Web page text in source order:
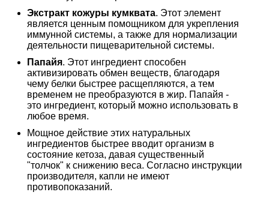
Экстракт кожуры кумквата. Этот элемент
является ценным помощником для укрепления
иммунной системы, а также для нормализации
деятельности пищеварительной системы.
Папайя. Этот ингредиент способен
активизировать обмен веществ, благодаря
чему белки быстрее расщепляются, а тем
временем не преобразуются в жир. Папайя -
это ингредиент, который можно использовать в
любое время.
Мощное действие этих натуральных
ингредиентов быстрее вводит организм в
состояние кетоза, давая существенный
"толчок" к снижению веса. Согласно инструкции
производителя, капли не имеют
противопоказаний.